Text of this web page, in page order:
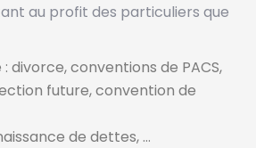
au profit des particuliers que
divorce, conventions de PACS,
future, convention de
de dettes, …